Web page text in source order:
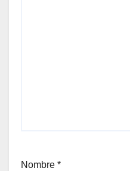
Nombre *